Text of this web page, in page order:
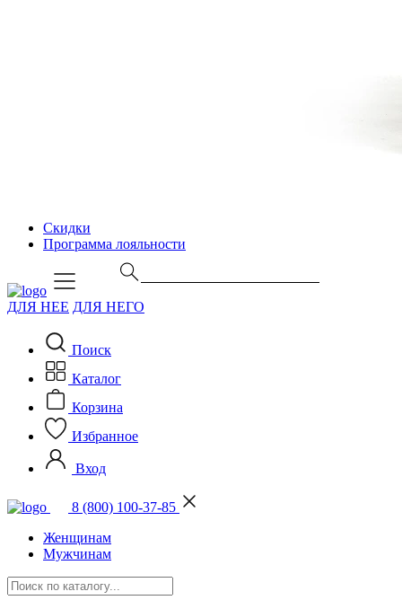
Скидки
Программа лояльности
ДЛЯ НЕЕ ДЛЯ НЕГО
Поиск
Каталог
Корзина
Избранное
Вход
8 (800) 100-37-85
Женщинам
Мужчинам